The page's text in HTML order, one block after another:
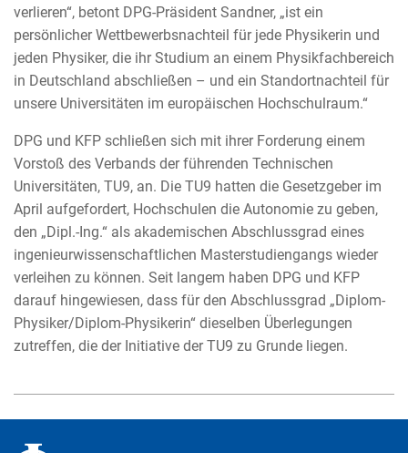
verlieren“, betont DPG-Präsident Sandner, „ist ein
persönlicher Wettbewerbsnachteil für jede Physikerin und
jeden Physiker, die ihr Studium an einem Physikfachbereich
in Deutschland abschließen – und ein Standortnachteil für
unsere Universitäten im europäischen Hochschulraum.“
DPG und KFP schließen sich mit ihrer Forderung einem
Vorstoß des Verbands der führenden Technischen
Universitäten, TU9, an. Die TU9 hatten die Gesetzgeber im
April aufgefordert, Hochschulen die Autonomie zu geben,
den „Dipl.-Ing.“ als akademischen Abschlussgrad eines
ingenieurwissenschaftlichen Masterstudiengangs wieder
verleihen zu können. Seit langem haben DPG und KFP
darauf hingewiesen, dass für den Abschlussgrad „Diplom-
Physiker/Diplom-Physikerin“ dieselben Überlegungen
zutreffen, die der Initiative der TU9 zu Grunde liegen.